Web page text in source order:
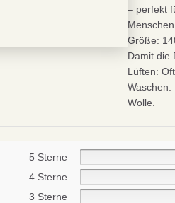
– perfekt
Größe:
Damit die
Lüften:
Waschen:
Wolle.
5 Sterne
4 Sterne
3 Sterne